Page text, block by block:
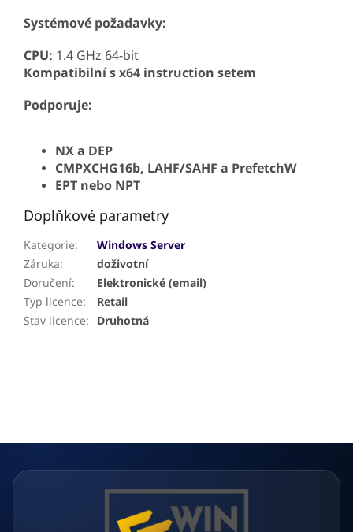
Systémové požadavky:
CPU: 1.4 GHz 64-bit
Kompatibilní s x64 instruction setem
Podporuje:
NX a DEP
CMPXCHG16b, LAHF/SAHF a PrefetchW
EPT nebo NPT
Doplňkové parametry
Kategorie:
Windows Server
Záruka:
doživotní
Doručení:
Elektronické (email)
Typ licence:
Retail
Stav licence: Druhotná